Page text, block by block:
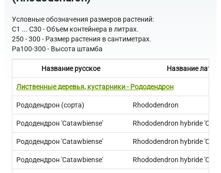
Условные обозначения размеров растений:
C1 ... C30 - Объем контейнера в литрах.
250 - 300 - Размер растения в сантиметрах.
Pa100-300 - Высота штамба
Название русское Название
Лиственные деревья, кустарники - Рододендрон
Рододендрон (сорта) Rhododendron
Рододендрон 'Catawbiense' Rhododendron hybride
Рододендрон 'Catawbiense' Rhododendron hybride
Рододендрон 'Catawbiense' Rhododendron hybride